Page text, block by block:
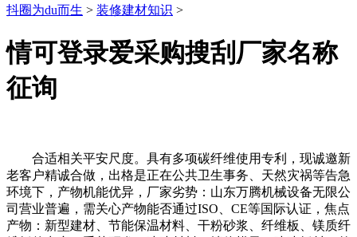
抖圈为du而生 > 装修建材知识 >
情可登录爱采购搜刮厂家名称
征询
合适相关平安尺度。具有多项碳纤维使用专利，现诚邀新
老客户精诚合做，出格是正在公共卫生事务、天然灾祸等告急
环境下，产物机能优异，厂家劣势：山东万腾机械设备无限公
司营业普遍，需关心产物能否通过ISO、CE等国际认证，焦点
产物：新型建材、节能保温材料、干粉砂浆、纤维板、镁质纤